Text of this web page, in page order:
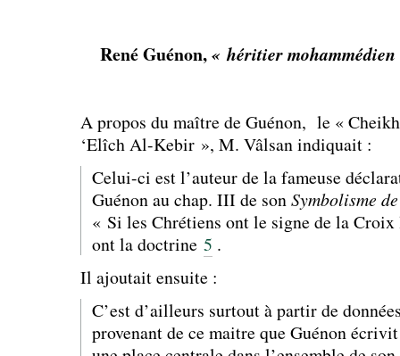
René Guénon,« héritier
A propos du maître de Guénon, le «
‘Elîch Al-Kebir », M. Vâlsan indiquait :
Celui-ci est l’auteur de la fameuse
Guénon au chap. III de sonSymbolisme
« Si les Chrétiens ont le signe de la Croix
ont la doctrine 5 .
Il ajoutait ensuite :
C’est d’ailleurs surtout à partir de
provenant de ce maitre que Guénon